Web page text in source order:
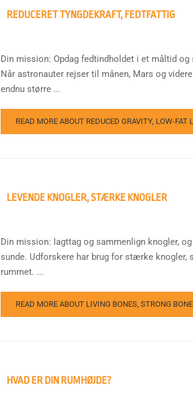
REDUCERET TYNGDEKRAFT, FEDTFATTIG
Din mission: Opdag fedtindholdet i et måltid
Når astronauter rejser til månen, Mars og
endnu større ...
READ MORE ABOUT REDUCED GRAVITY, LOW-FAT
LEVENDE KNOGLER, STÆRKE KNOGLER
Din mission: Iagttag og sammenlign knogler,
sunde. Udforskere har brug for stærke
rummet. ...
READ MORE ABOUT LIVING BONES, STRONG
HVAD ER DIN RUMHØJDE?